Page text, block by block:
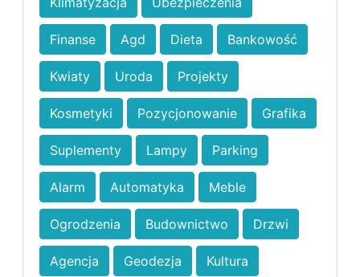
Finanse Agd Dieta Bankowość
Kwiaty Uroda Projekty
Kosmetyki Pozycjonowanie Grafika
Suplementy Lampy Parking
Alarm Automatyka Meble
Ogrodzenia Budownictwo Drzwi
Agencja Geodezja Kultura